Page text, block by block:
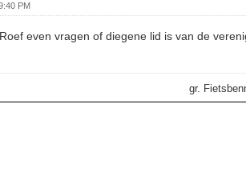
PM
even vragen of diegene lid is van de
gr.